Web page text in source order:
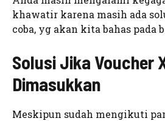
khawatir karena masih ada
coba, yg akan kita bahas pada
Solusi Jika Voucher
Dimasukkan
Meskipun sudah mengikuti